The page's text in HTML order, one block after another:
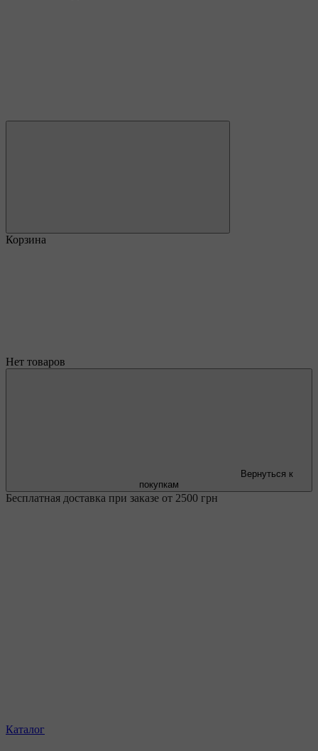
Корзина
Нет товаров
Вернуться к
покупкам
Бесплатная доставка при заказе от 2500 грн
Каталог